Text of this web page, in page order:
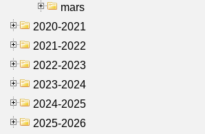
mars
2020-2021
2021-2022
2022-2023
2023-2024
2024-2025
2025-2026